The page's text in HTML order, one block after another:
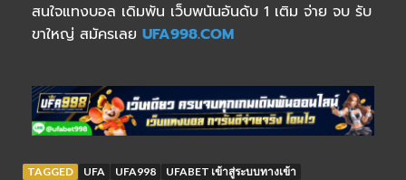
สนใจแทงบอล เดิมพัน เว็บพนันอันดับ 1 เติม จ่าย จบ รับ
ขาใหญ่ สมัครเลย UFA998.COM
TAGGED UFA UFA998
UFABET เข้าสู่ระบบทางเข้า